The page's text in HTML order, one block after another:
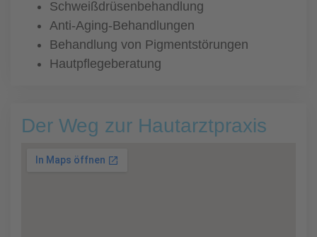
Schweißdrüsenbehandlung
Anti-Aging-Behandlungen
Behandlung von Pigmentstörungen
Hautpflegeberatung
Der Weg zur Hautarztpraxis